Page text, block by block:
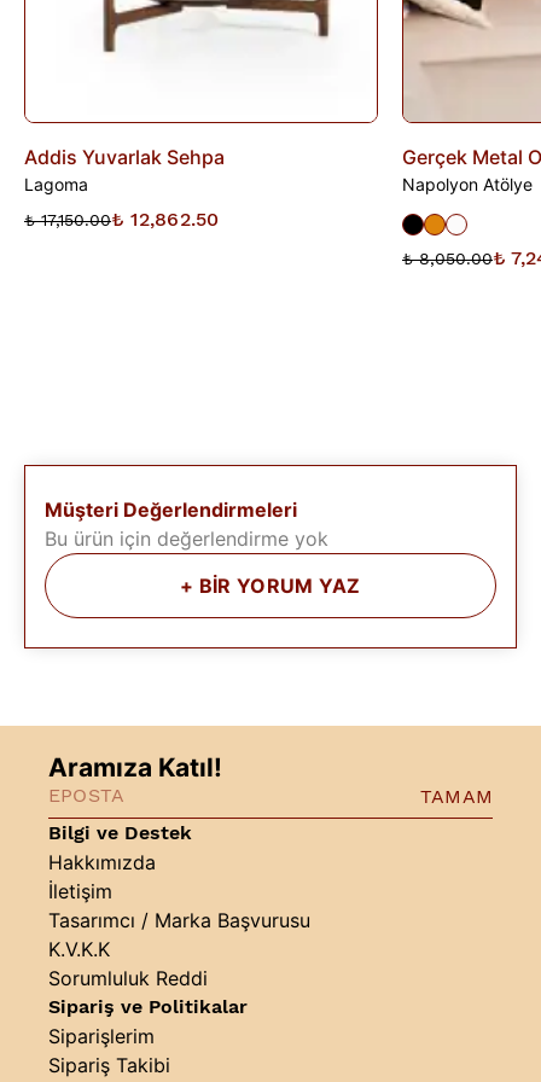
Addis Yuvarlak Sehpa
Lagoma
₺ 17,150.00₺ 12,862.50
Gerçek Metal
Napolyon Atölye
₺ 8,050.00₺
Müşteri Değerlendirmeleri
Bu ürün için değerlendirme yok
+ BİR YORUM YAZ
Bilgi ve Destek
Hakkımızda
İletişim
Tasarımcı / Marka Başvurusu
K.V.K.K
Sorumluluk Reddi
Sipariş ve Politikalar
Siparişlerim
Sipariş Takibi
Aramıza Katıl!
TAMAM